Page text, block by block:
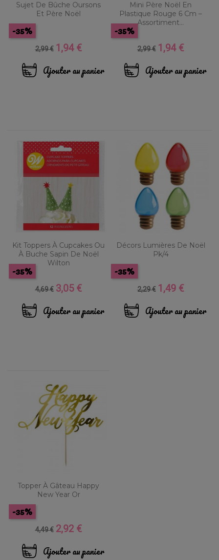
Sujet De Bûche Oursons
Et Père Noël
Prix
base
2,99 €
-35%
Prix
1,94 €
Ajouter au panier
Mini Père Noël En
Plastique Rouge 6 Cm –
Assortiment...
Prix
base
2,99 €
-35%
Prix
1,94 €
Ajouter au panier
Kit Toppers À Cupcakes Ou
À Buche Sapin De Noël
Wilton
Prix
base
4,69 €
-35%
Prix
3,05 €
Ajouter au panier
Décors Lumières De Noël
Pk/4
Prix
base
2,29 €
-35%
Prix
1,49 €
Ajouter au panier
Topper À Gâteau Happy
New Year Or
Prix
base
4,49 €
-35%
Prix
2,92 €
Ajouter au panier